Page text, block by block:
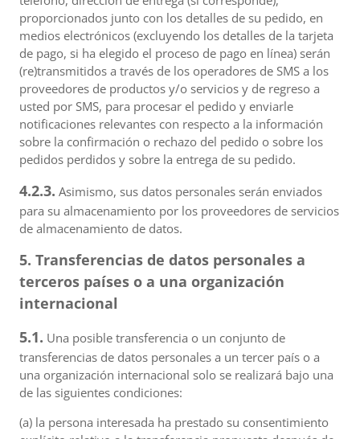
proporcionados junto con los detalles de su pedido, en
medios electrónicos (excluyendo los detalles de la tarjeta
de pago, si ha elegido el proceso de pago en línea) serán
(re)transmitidos a través de los operadores de SMS a los
proveedores de productos y/o servicios y de regreso a
usted por SMS, para procesar el pedido y enviarle
notificaciones relevantes con respecto a la información
sobre la confirmación o rechazo del pedido o sobre los
pedidos perdidos y sobre la entrega de su pedido.
4.2.3. Asimismo, sus datos personales serán enviados
para su almacenamiento por los proveedores de servicios
de almacenamiento de datos.
5. Transferencias de datos personales a
terceros países o a una organización
internacional
5.1. Una posible transferencia o un conjunto de
transferencias de datos personales a un tercer país o a
una organización internacional solo se realizará bajo una
de las siguientes condiciones:
(a) la persona interesada ha prestado su consentimiento